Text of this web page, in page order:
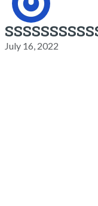
July 16, 2022